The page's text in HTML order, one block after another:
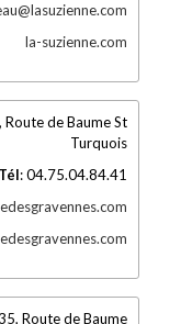
la-suzienne.com
Route de Baume St
Turquois
Tél: 04.75.04.84.41
Route de Baume